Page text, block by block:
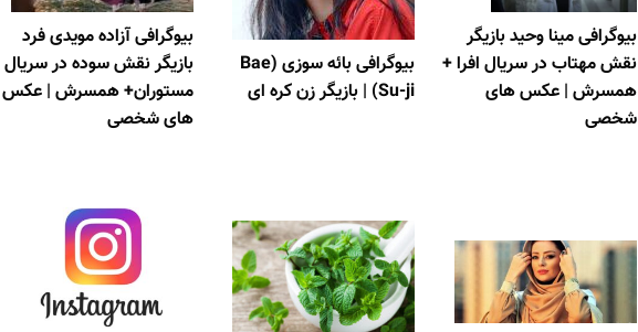
بیوگرافی آزاده مویدی فرد
بازیگر نقش سوده در سریال
مستوران+ همسرش | عکس
های شخصی
بیوگرافی بائه سوزی (Bae
Su-ji) | بازیگر زن کره ای
بیوگرافی مینا وحید بازیگر
نقش مهتاب در سریال افرا +
همسرش | عکس های
شخصی